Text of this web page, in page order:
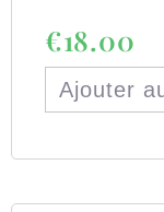
€18.00
Ajouter